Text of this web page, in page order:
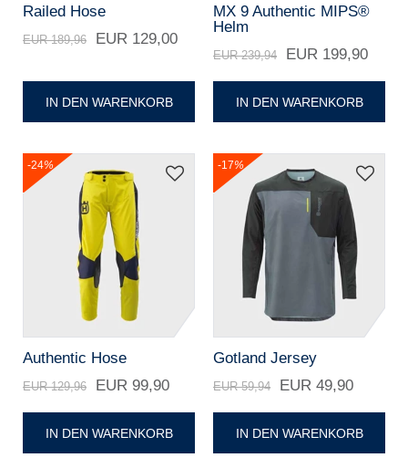
Railed Hose
EUR 189,96 EUR 129,00
IN DEN WARENKORB
MX 9 Authentic MIPS®
Helm
EUR 239,94 EUR 199,90
IN DEN WARENKORB
-24%
Authentic Hose
EUR 129,96 EUR 99,90
IN DEN WARENKORB
-17%
Gotland Jersey
EUR 59,94 EUR 49,90
IN DEN WARENKORB